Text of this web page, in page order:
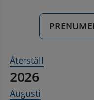
Återställ
2026
Augusti